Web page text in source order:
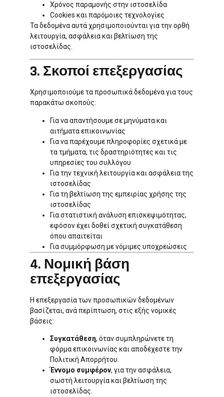
Χρόνος παραμονής στην ιστοσελίδα
Cookies και παρόμοιες τεχνολογίες
Τα δεδομένα αυτά χρησιμοποιούνται για την ορθή
λειτουργία, ασφάλεια και βελτίωση της
ιστοσελίδας.
3. Σκοποί επεξεργασίας
Χρησιμοποιούμε τα προσωπικά δεδομένα για τους
παρακάτω σκοπούς:
Για να απαντήσουμε σε μηνύματα και
αιτήματα επικοινωνίας
Για να παρέχουμε πληροφορίες σχετικά με
τα τμήματα, τις δραστηριότητες και τις
υπηρεσίες του συλλόγου
Για την τεχνική λειτουργία και ασφάλεια της
ιστοσελίδας
Για τη βελτίωση της εμπειρίας χρήσης της
ιστοσελίδας
Για στατιστική ανάλυση επισκεψιμότητας,
εφόσον έχει δοθεί σχετική συγκατάθεση
όπου απαιτείται
Για συμμόρφωση με νόμιμες υποχρεώσεις
4. Νομική βάση
επεξεργασίας
Η επεξεργασία των προσωπικών δεδομένων
βασίζεται, ανά περίπτωση, στις εξής νομικές
βάσεις:
Συγκατάθεση, όταν συμπληρώνετε τη
φόρμα επικοινωνίας και αποδέχεστε την
Πολιτική Απορρήτου.
Έννομο συμφέρον, για την ασφάλεια,
σωστή λειτουργία και βελτίωση της
ιστοσελίδας.